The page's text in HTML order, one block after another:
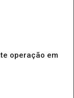
operação em